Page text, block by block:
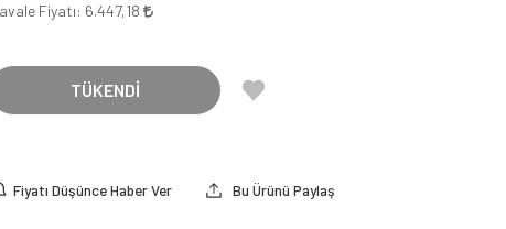
Fiyatı: 6.447,18
TÜKENDİ
Fiyatı Düşünce Haber Ver Bu Ürünü Paylaş